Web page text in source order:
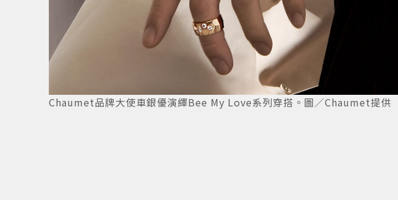
Chaumet品牌大使車銀優演繹Bee My Love系列穿搭。圖／Chaumet提供